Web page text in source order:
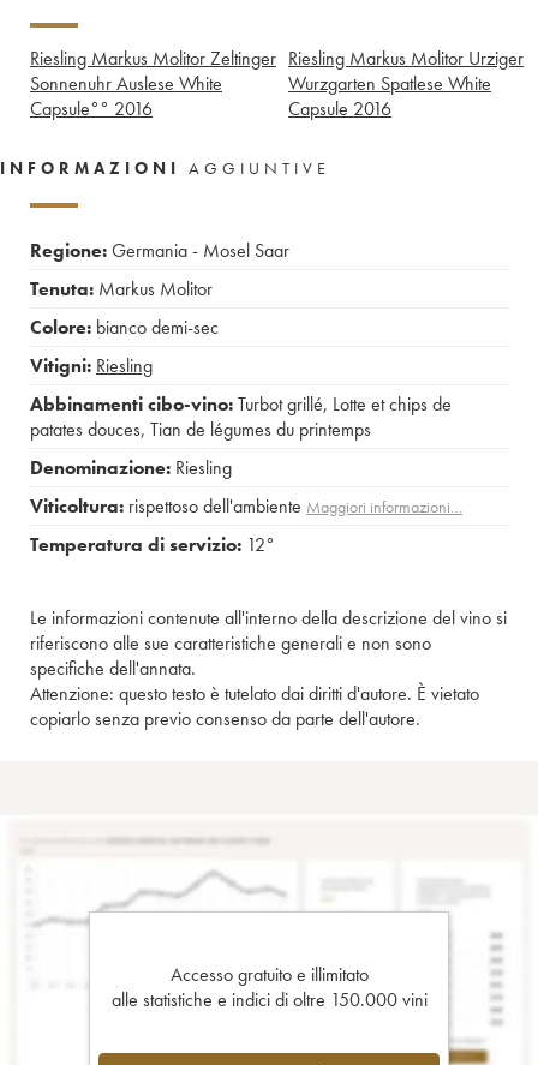
Riesling Markus Molitor Zeltinger
Sonnenuhr Auslese White
Capsule°° 2016
Riesling Markus Molitor Urziger
Wurzgarten Spatlese White
Capsule 2016
INFORMAZIONI AGGIUNTIVE
Regione:Germania - Mosel Saar
Tenuta: Markus Molitor
Colore: bianco demi-sec
Vitigni: Riesling
Abbinamenti cibo-vino:Turbot grillé, Lotte et chips de
patates douces, Tian de légumes du printemps
Denominazione: Riesling
Viticoltura: rispettoso dell'ambiente Maggiori informazioni…
Temperatura di servizio: 12°
Le informazioni contenute all'interno della descrizione del vino si
riferiscono alle sue caratteristiche generali e non sono
specifiche dell'annata.
Attenzione: questo testo è tutelato dai diritti d'autore. È vietato
copiarlo senza previo consenso da parte dell'autore.
Accesso gratuito e illimitato
alle statistiche e indici di oltre 150.000 vini